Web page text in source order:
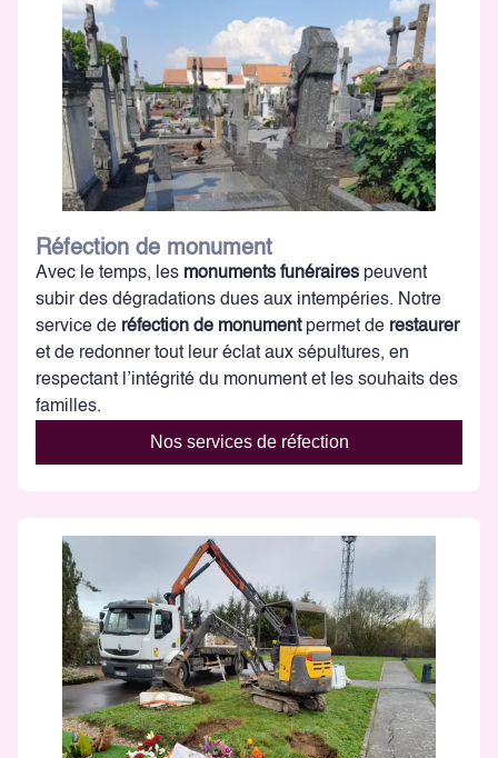
Réfection de monument
Avec le temps, les monuments funéraires peuvent
subir des dégradations dues aux intempéries. Notre
service de réfection de monumentpermet de restaurer
et de redonner tout leur éclat aux sépultures, en
respectant l’intégrité du monument et les souhaits des
familles.
Nos services de réfection